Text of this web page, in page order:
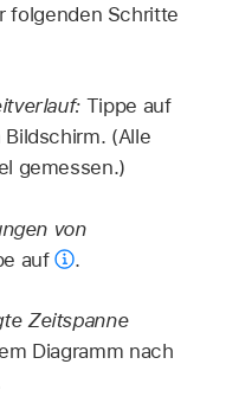
folgenden Schritte
Tippe auf
(Alle
gemessen.)
von
auf .
Zeitspanne
Diagramm nach